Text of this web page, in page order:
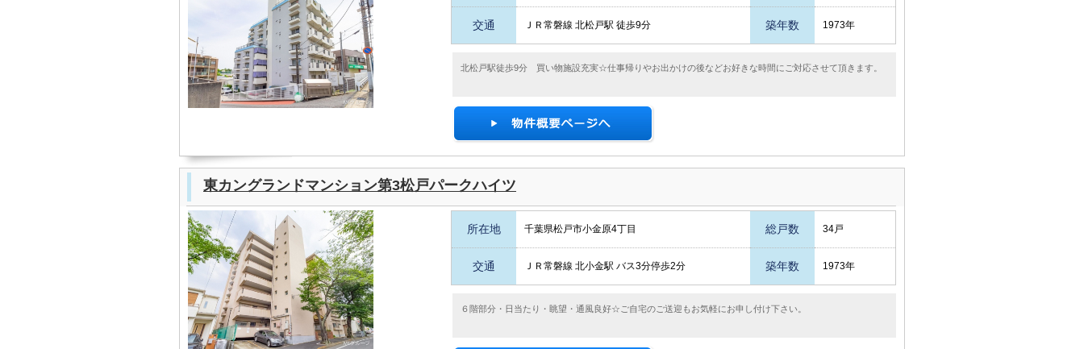
交通 ＪＲ常磐線 北松戸駅 徒歩9分 築年数 1973年
北松戸駅徒歩9分 買い物施設充実☆仕事帰りやお出かけの後などお好きな時間にご対応させて頂きます。
東カングランドマンション第3松戸パークハイツ
所在地 千葉県松戸市小金原4丁目 総戸数 34戸
交通 ＪＲ常磐線 北小金駅 バス3分停歩2分 築年数 1973年
６階部分・日当たり・眺望・通風良好☆ご自宅のご送迎もお気軽にお申し付け下さい。